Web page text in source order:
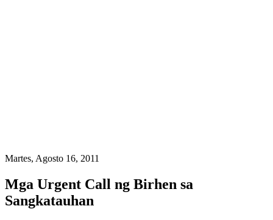
Martes, Agosto 16, 2011
Mga Urgent Call ng Birhen sa
Sangkatauhan